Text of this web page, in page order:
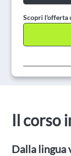
Scopri l'offerta
Il corso
Dalla lingua